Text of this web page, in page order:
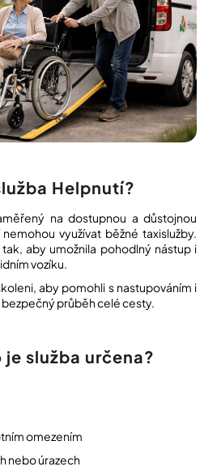
Helpnutí?
na dostupnou a důstojnou
využívat běžné taxislužby.
aby umožnila pohodlný nástup i
vozíku.
aby pomohli s nastupováním i
průběh celé cesty.
je služba určena?
omezením
nebo úrazech